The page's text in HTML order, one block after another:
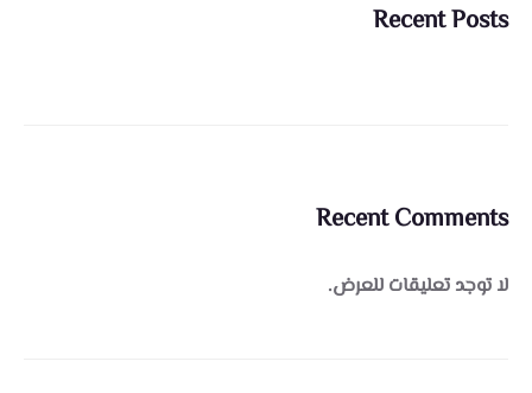
Recent Posts
Recent Comments
لا توجد تعليقات للعرض.